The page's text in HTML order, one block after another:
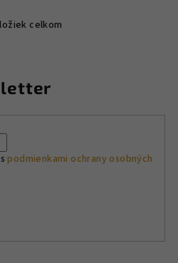
O
á
d
a
e
y
celkom
spodmienkami ochrany osobných